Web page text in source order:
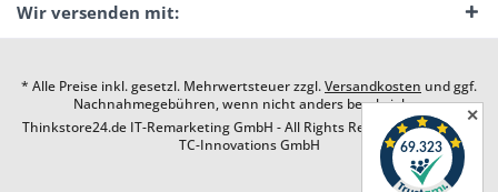
Wir versenden mit:
* Alle Preise inkl. gesetzl. Mehrwertsteuer zzgl.Versandkosten und ggf.
Nachnahmegebühren, wenn nicht anders beschrieben
Thinkstore24.de IT-Remarketing GmbH - All Rights Reserved. Design by
TC-Innovations GmbH
✕